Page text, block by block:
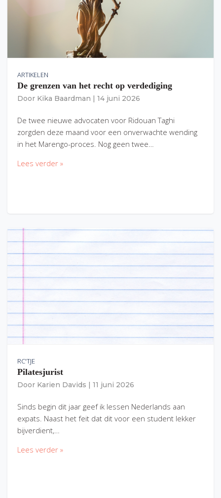
ARTIKELEN
De grenzen van het recht op verdediging
Door Kika Baardman 14 juni 2026
De twee nieuwe advocaten voor Ridouan Taghi
zorgden deze maand voor een onverwachte wending
in het Marengo-proces. Nog geen twee…
Lees verder »
RC'TJE
Pilatesjurist
Door Karien Davids 11 juni 2026
Sinds begin dit jaar geef ik lessen Nederlands aan
expats. Naast het feit dat dit voor een student lekker
bijverdient,…
Lees verder »